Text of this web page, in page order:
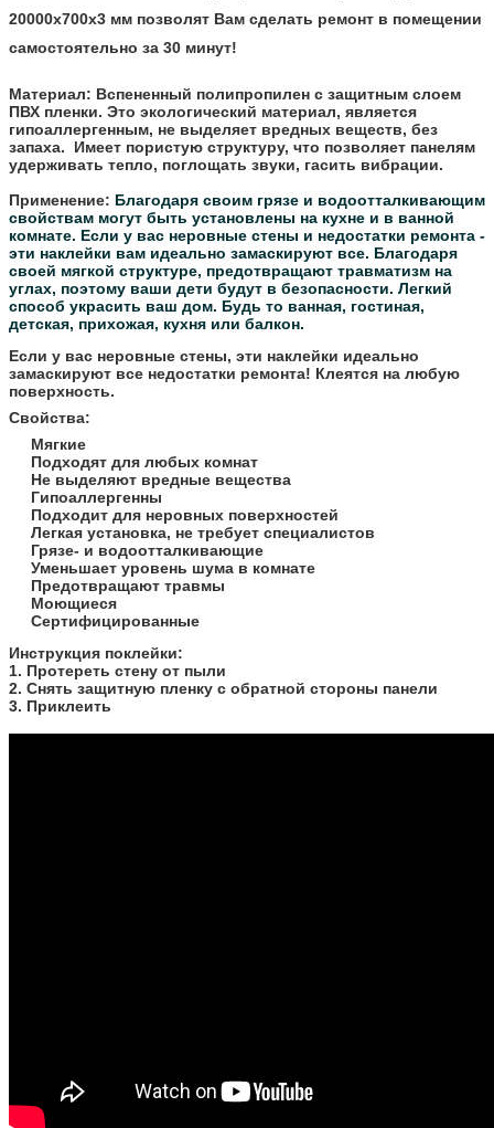
20000х700х3 мм позволят Вам сделать ремонт в помещении
самостоятельно за 30 минут!
Материал: Вспененный полипропилен с защитным слоем
ПВХ пленки. Это экологический материал, является
гипоаллергенным, не выделяет вредных веществ, без
запаха. Имеет пористую структуру, что позволяет панелям
удерживать тепло, поглощать звуки, гасить вибрации.
Применение: Благодаря своим грязе и водоотталкивающим
свойствам могут быть установлены на кухне и в ванной
комнате. Если у вас неровные стены и недостатки ремонта -
эти наклейки вам идеально замаскируют все. Благодаря
своей мягкой структуре, предотвращают травматизм на
углах, поэтому ваши дети будут в безопасности. Легкий
способ украсить ваш дом. Будь то ванная, гостиная,
детская, прихожая, кухня или балкон.
Если у вас неровные стены, эти наклейки идеально
замаскируют все недостатки ремонта! Клеятся на любую
поверхность.
Свойства:
Мягкие
Подходят для любых комнат
Не выделяют вредные вещества
Гипоаллергенны
Подходит для неровных поверхностей
Легкая установка, не требует специалистов
Грязе- и водоотталкивающие
Уменьшает уровень шума в комнате
Предотвращают травмы
Моющиеся
Сертифицированные
​Инструкция поклейки:
1. Протереть стену от пыли
2. Снять защитную пленку с обратной стороны панели
3. Приклеить